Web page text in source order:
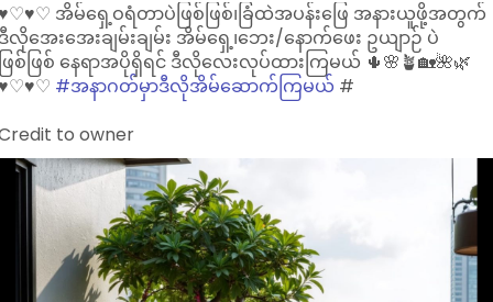
အိမ်ရှေ့ဝရံတာပဲဖြစ်ဖြစ်၊ခြံထဲအပန်းဖြေ အနားယူဖို့အတွက်
လိုအေးအေးချမ်းချမ်း အိမ်ရှေ့၊ဘေး/နောက်ဖေး ဥယျာဉ် ပဲ
ြစ်ဖြစ် နေရာအပိုရှိရင် ဒီလိုလေးလုပ်ထားကြမယ် 🌵🌸🪴🏡🌺🌿
#အနာဂတ်မှာဒီလိုအိမ်ဆောက်ကြမယ် #
to owner